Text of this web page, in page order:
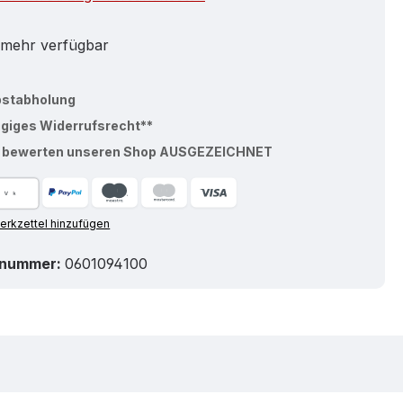
verfügbar
Widerrufsrecht**
bewerten unseren Shop AUSGEZEICHNET
hinzufügen
0601094100